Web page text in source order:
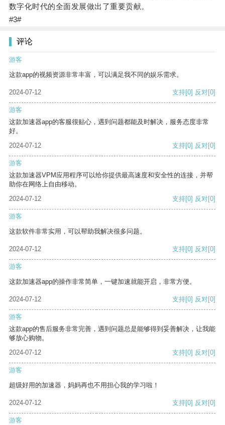
数字化时代的全面发展做出了重要贡献。
#3#
评论
游客
这款app的视频资源非常丰富，可以满足我不同的娱乐需求。
2024-07-12 支持[0] 反对[0]
游客
这款加速器app的客服很贴心，遇到问题都能及时解决，服务态度非常
好。
2024-07-12
支持[0] 反对[0]
游客
这款加速器VPM应用程序可以给你提供最高速度和安全性的连接，并帮
助你在网络上自由移动。
2024-07-12
支持[0] 反对[0]
游客
这款软件非常实用，可以帮助我解决很多问题。
2024-07-12 支持[0] 反对[0]
游客
这款加速器app的操作非常简单，一键加速就能开启，非常方便。
2024-07-12 支持[0] 反对[0]
游客
这款app的售后服务非常完善，遇到问题总是能够得到妥善解决，让我能
够放心购物。
2024-07-12
支持[0] 反对[0]
游客
超级好用的加速器，妈妈再也不用担心我的学习啦！
2024-07-12 支持[0] 反对[0]
游客